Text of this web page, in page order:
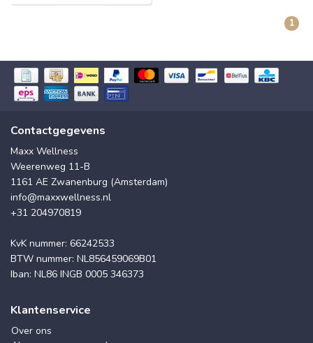
1
Contactgegevens
Maxx Wellness
Weerenweg 11-B
1161 AE Zwanenburg (Amsterdam)
info@maxxwellness.nl
+31 204970819
KvK nummer: 66242533
BTW nummer: NL856459069B01
Iban: NL86 INGB 0005 346373
Klantenservice
Over ons